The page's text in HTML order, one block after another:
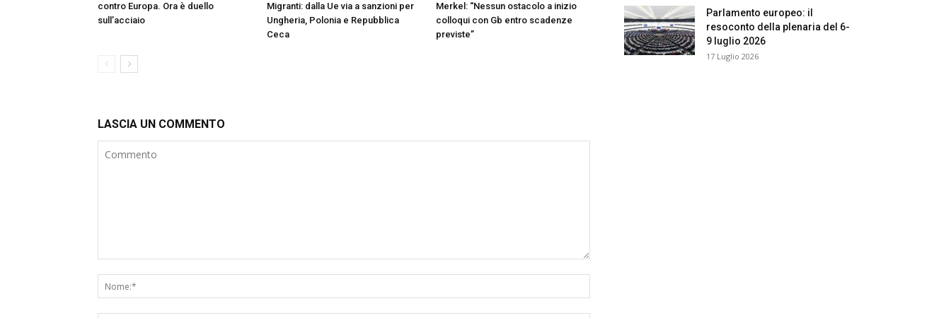
contro Europa. Ora è duello
sull’acciaio
Migranti: dalla Ue via a sanzioni per
Ungheria, Polonia e Repubblica
Ceca
Merkel: “Nessun ostacolo a inizio
colloqui con Gb entro scadenze
previste”
LASCIA UN COMMENTO
Parlamento europeo: il
resoconto della plenaria del 6-
9 luglio 2026
17 Luglio 2026